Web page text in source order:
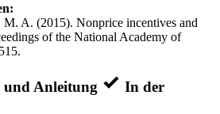
A. (2015). Nonprice incentives and
of the National Academy of
und Anleitung
In der